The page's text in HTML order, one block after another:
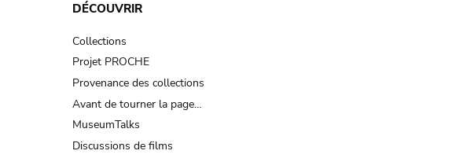
DÉCOUVRIR
Collections
Projet PROCHE
Provenance des collections
Avant de tourner la page…
MuseumTalks
Discussions de films